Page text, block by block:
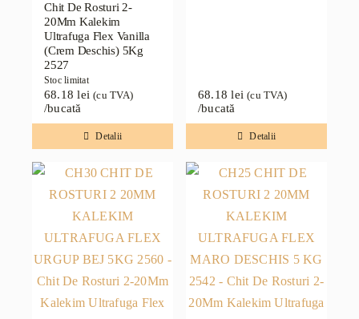
Chit De Rosturi 2-
20Mm Kalekim
Ultrafuga Flex Vanilla
(Crem Deschis) 5Kg
2527
Stoc limitat
68.18lei (cu TVA)
/bucată
Detalii
68.18lei (cu TVA)
/bucată
Detalii